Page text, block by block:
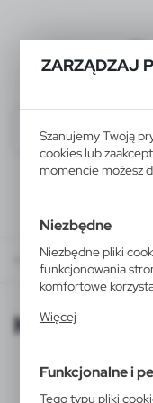
ZARZĄDZAJ
Szanujemy Twoją
cookies lub
momencie możesz
Niezbędne
Niezbędne pliki
funkcjonowania
komfortowe
działania w celu
korzystasz, może
Więcej
Funkcjonalne i
Tego typu pliki
KATALOGI ONLINE
KATALOGI